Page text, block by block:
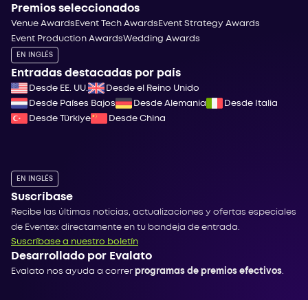
Premios seleccionados
Venue Awards Event Tech Awards Event Strategy Awards
Event Production AwardsWedding Awards
EN INGLÉS
Entradas destacadas por país
Desde EE. UU.
Desde el Reino Unido
Desde Países Bajos
Desde Alemania
Desde Italia
Desde Türkiye
Desde China
EN INGLÉS
Suscríbase
Recibe las últimas noticias, actualizaciones y ofertas especiales
de Eventex directamente en tu bandeja de entrada.
Suscríbase a nuestro boletín
Desarrollado por Evalato
Evalato nos ayuda a correr programas de premios efectivos